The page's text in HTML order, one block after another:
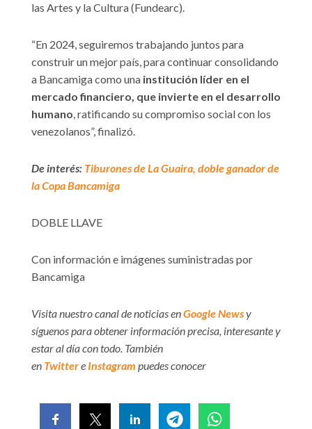
las Artes y la Cultura (Fundearc).
“En 2024, seguiremos trabajando juntos para
construir un mejor país, para continuar consolidando
a Bancamiga como una institución líder en el
mercado financiero, que invierte en el desarrollo
humano, ratificando su compromiso social con los
venezolanos”, finalizó.
De interés: Tiburones de La Guaira, doble ganador de
la Copa Bancamiga
DOBLE LLAVE
Con información e imágenes suministradas por
Bancamiga
Visita nuestro canal de noticias enGoogle Newsy
síguenos para obtener información precisa, interesante y
estar al día con todo. También
en Twittere Instagram puedes conocer